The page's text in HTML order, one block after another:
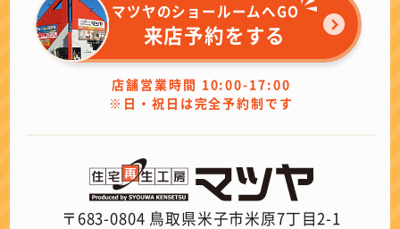
マツヤのショールームへGO
来店予約をする
店舗営業時間 10:00-17:00
※日・祝日は完全予約制です
〒683-0804 鳥取県米子市米原7丁目2-1